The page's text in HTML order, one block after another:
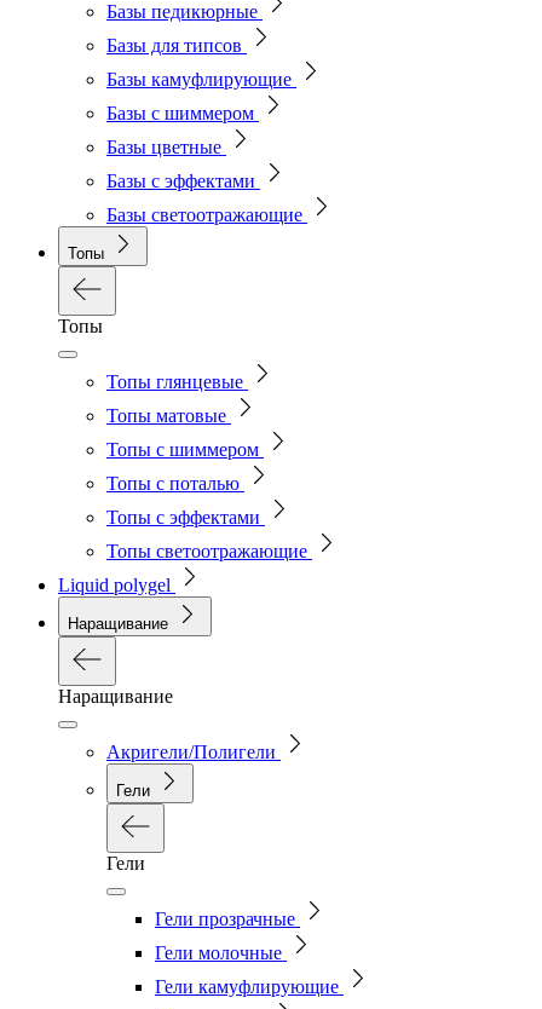
Базы педикюрные
Базы для типсов
Базы камуфлирующие
Базы с шиммером
Базы цветные
Базы с эффектами
Базы светоотражающие
Топы
Топы
Топы глянцевые
Топы матовые
Топы с шиммером
Топы с поталью
Топы с эффектами
Топы светоотражающие
Liquid polygel
Наращивание
Наращивание
Акригели/Полигели
Гели
Гели
Гели прозрачные
Гели молочные
Гели камуфлирующие